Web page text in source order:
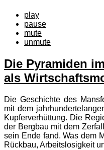
play
pause
mute
unmute
Die Pyramiden
als
Die Gesc­hic­hte des
mit dem
Kup­ferverhüttung. Die
der Bergbau mit dem
sein Ende fand. Was dem
Rückbau, Arbeitslosigkeit